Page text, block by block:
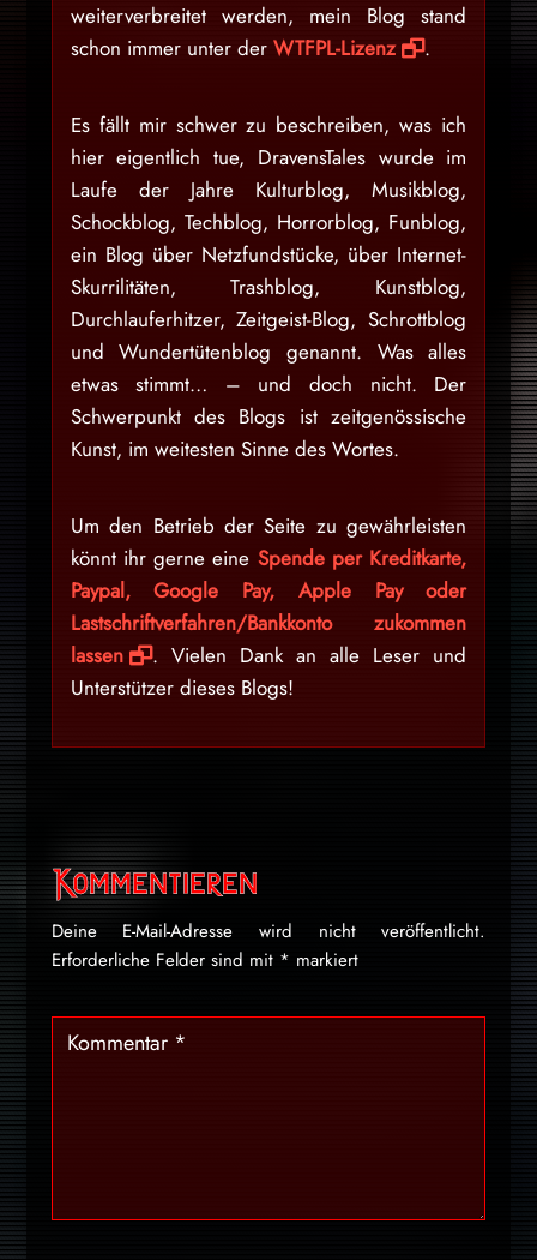
weiterverbreitet werden, mein Blog stand
schon immer unter der WTFPL-Lizenz .
Es fällt mir schwer zu beschreiben, was ich
hier eigentlich tue, DravensTales wurde im
Laufe der Jahre Kulturblog, Musikblog,
Schockblog, Techblog, Horrorblog, Funblog,
ein Blog über Netzfundstücke, über Internet-
Skurrilitäten, Trashblog, Kunstblog,
Durchlauferhitzer, Zeitgeist-Blog, Schrottblog
und Wundertütenblog genannt. Was alles
etwas stimmt… – und doch nicht. Der
Schwerpunkt des Blogs ist zeitgenössische
Kunst, im weitesten Sinne des Wortes.
Um den Betrieb der Seite zu gewährleisten
könnt ihr gerne eine Spende per Kreditkarte,
Paypal, Google Pay, Apple Pay oder
Lastschriftverfahren/Bankkonto zukommen
lassen
. Vielen Dank an alle Leser und
Unterstützer dieses Blogs!
Kommentieren
Deine E-Mail-Adresse wird nicht veröffentlicht.
Erforderliche Felder sind mit * markiert